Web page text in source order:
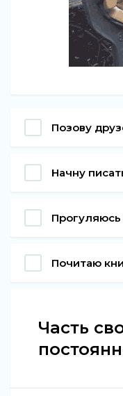
Позову
Начну
Почитаю
Часть